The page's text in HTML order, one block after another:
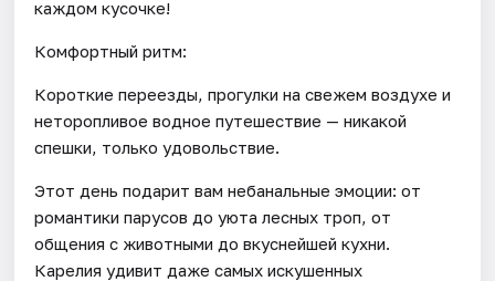
каждом кусочке!
Комфортный ритм:
Короткие переезды, прогулки на свежем воздухе и
неторопливое водное путешествие — никакой
спешки, только удовольствие.
Этот день подарит вам небанальные эмоции: от
романтики парусов до уюта лесных троп, от
общения с животными до вкуснейшей кухни.
Карелия удивит даже самых искушенных